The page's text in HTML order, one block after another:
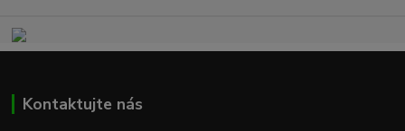
Kontaktujte nás